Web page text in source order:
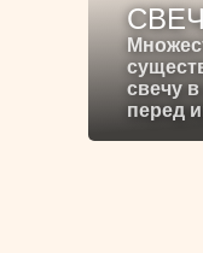
свечу
перед